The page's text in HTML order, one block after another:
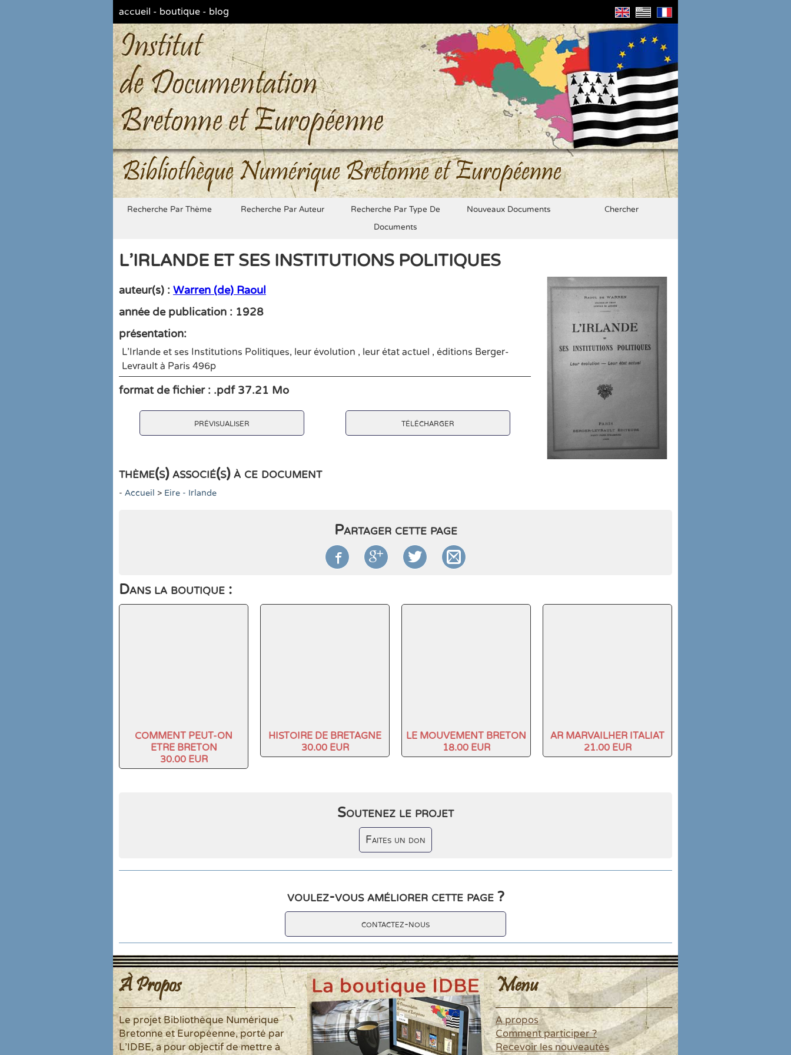
accueil - boutique - blog
Bibliothèque Numérique Bretonne et Européenne
Recherche Par Thème Recherche Par Auteur
Recherche Par Type De
Documents
Nouveaux Documents Chercher
L'IRLANDE ET SES INSTITUTIONS POLITIQUES
auteur(s) : Warren (de) Raoul
année de publication : 1928
présentation:
L'Irlande et ses Institutions Politiques, leur évolution , leur état actuel , éditions Berger-
Levrault à Paris 496p
format de fichier : .pdf 37.21 Mo
prévisualiser télécharger
thème(s) associé(s) à ce document
- Accueil > Eire - Irlande
Partager cette page
   
Dans la boutique :
COMMENT PEUT-ON
ETRE BRETON
30.00 EUR
HISTOIRE DE BRETAGNE
30.00 EUR
LE MOUVEMENT BRETON
18.00 EUR
AR MARVAILHER ITALIAT
21.00 EUR
Soutenez le projet
Faites un don
voulez-vous améliorer cette page ?
contactez-nous
À Propos
Le projet Bibliothèque Numérique
Bretonne et Européenne, porté par
L'IDBE, a pour objectif de mettre à
Menu
A propos
Comment participer ?
Recevoir les nouveautés